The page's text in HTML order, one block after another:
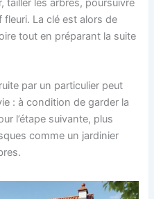
tailler les arbres, poursuivre
La clé est alors de
tout en préparant la suite
par un particulier peut
: à condition de garder la
l’étape suivante, plus
comme un jardinier